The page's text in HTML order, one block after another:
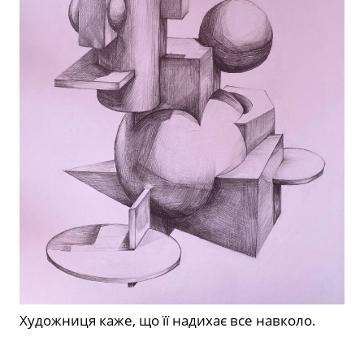
Художниця каже, що її надихає все навколо.